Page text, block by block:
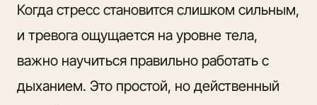
Когда стресс становится слишком сильным,
и тревога ощущается на уровне тела,
важно научиться правильно работать с
дыханием. Это простой, но действенный